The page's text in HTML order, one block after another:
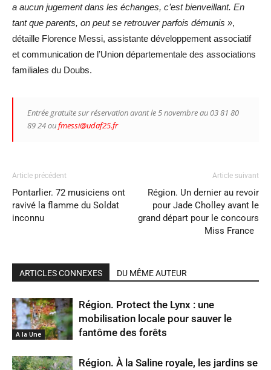
a aucun jugement dans les échanges, c’est bienveillant. En
tant que parents, on peut se retrouver parfois démunis »,
détaille Florence Messi, assistante développement associatif
et communication de l’Union départementale des associations
familiales du Doubs.
Entrée gratuite sur réservation avant le 5 novembre au 03 81 80
89 24 oufmessi@udaf25.fr
Article précédent
Pontarlier. 72 musiciens ont
ravivé la flamme du Soldat
inconnu
Article suivant
Région. Un dernier au revoir
pour Jade Cholley avant le
grand départ pour le concours
Miss France
ARTICLES CONNEXES DU MÊME AUTEUR
A la Une
Région. Protect the Lynx : une
mobilisation locale pour sauver le
fantôme des forêts
Région. À la Saline royale, les jardins se